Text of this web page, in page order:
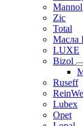
Mannol
Zic
Total
Масла
LUXE
Bizol
Ruseff
Lubex
Opet